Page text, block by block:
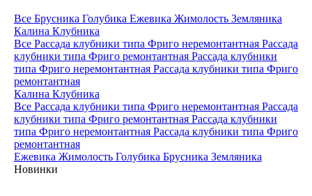
Все Брусника Голубика Ежевика Жимолость Земляника
Калина Клубника
Все Рассада клубники типа Фриго неремонтантная Рассада
клубники типа Фриго ремонтантная Рассада клубники
типа Фриго неремонтантная Рассада клубники типа Фриго
ремонтантная
Калина Клубника
Все Рассада клубники типа Фриго неремонтантная Рассада
клубники типа Фриго ремонтантная Рассада клубники
типа Фриго неремонтантная Рассада клубники типа Фриго
ремонтантная
Ежевика Жимолость Голубика Брусника Земляника
Новинки